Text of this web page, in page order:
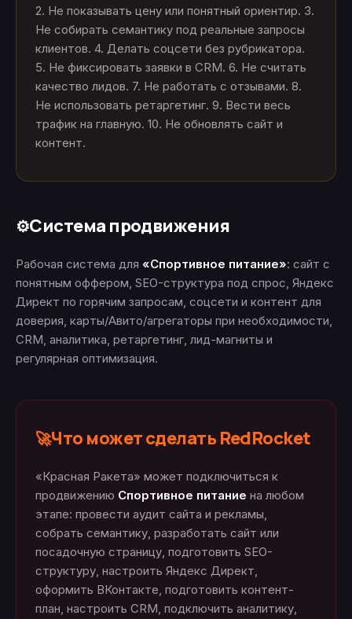
2. Не показывать цену или понятный ориентир. 3.
Не собирать семантику под реальные запросы
клиентов. 4. Делать соцсети без рубрикатора.
5. Не фиксировать заявки в CRM. 6. Не считать
качество лидов. 7. Не работать с отзывами. 8.
Не использовать ретаргетинг. 9. Вести весь
трафик на главную. 10. Не обновлять сайт и
контент.
⚙️Система продвижения
Рабочая система для «Спортивное питание»: сайт с
понятным оффером, SEO-структура под спрос, Яндекс
Директ по горячим запросам, соцсети и контент для
доверия, карты/Авито/агрегаторы при необходимости,
CRM, аналитика, ретаргетинг, лид-магниты и
регулярная оптимизация.
🚀Что может сделать RedRocket
«Красная Ракета» может подключиться к
продвижению Спортивное питание на любом
этапе: провести аудит сайта и рекламы,
собрать семантику, разработать сайт или
посадочную страницу, подготовить SEO-
структуру, настроить Яндекс Директ,
оформить ВКонтакте, подготовить контент-
план, настроить CRM, подключить аналитику,